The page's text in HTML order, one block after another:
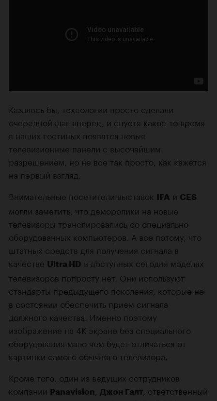
Казалось бы, технологии просто сделали
очередной шаг вперед, и спустя какое-то время
в наших гостиных появятся новые
телевизионные панели с высочайшим
разрешением, но не все так просто, как кажется
на первый взгляд.
Внимательные посетители выставок IFA и CES
могли заметить, что деморолики на новые
телевизоры транслировались со специально
оборудованных компьютеров. А все потому, что
штатных средств для получения сигнала в
качестве Ultra HD в доступных сегодня моделях
телевизоров попросту нет. Они используют
стандарты предыдущего поколения, которые не
в состоянии обеспечить прием сигнала
должного качества. Именно поэтому
изображение на 4К-экране без специального
оборудования мало чем будет отличаться от
картинки самого обычного телевизора.
Кроме того, один из ведущих сотрудников
компании Panavision Джон Галт , ответственный